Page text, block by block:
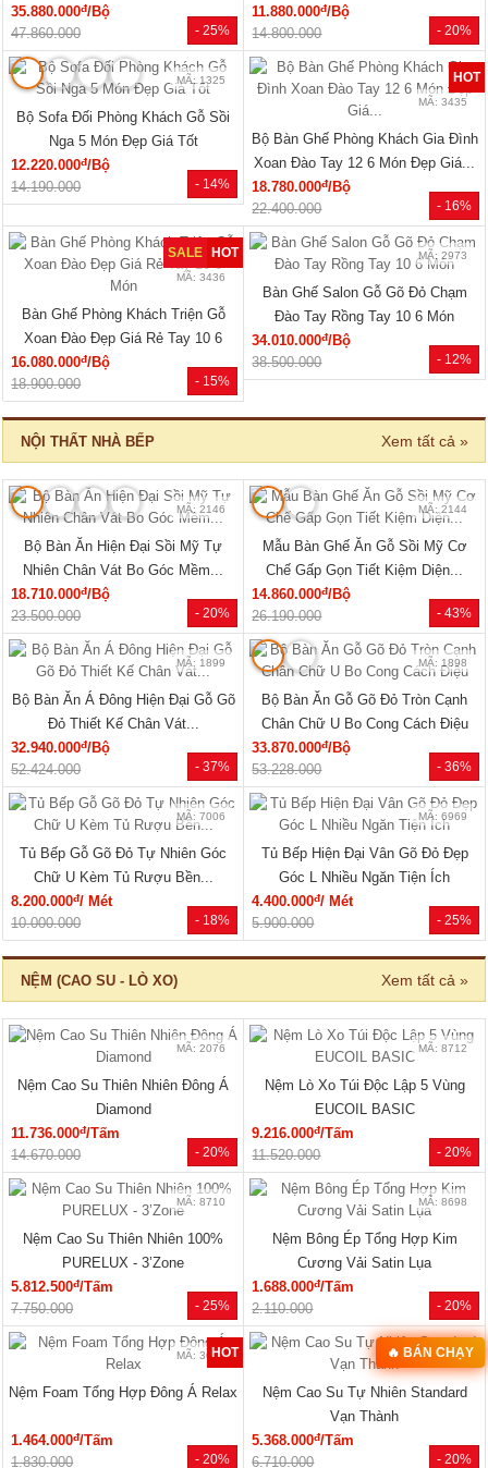
- 25%
35.880.000đ/Bộ
47.860.000
- 20%
11.880.000đ/Bộ
14.800.000
- 14%
MÃ: 1325
Bộ Sofa Đối Phòng Khách Gỗ Sồi
Nga 5 Món Đẹp Giá Tốt
12.220.000đ/Bộ
14.190.000
- 16%
HOT
MÃ: 3435
Bộ Bàn Ghế Phòng Khách Gia Đình
Xoan Đào Tay 12 6 Món Đẹp Giá...
18.780.000đ/Bộ
22.400.000
- 15%
SALE HOT
MÃ: 3436
Bàn Ghế Phòng Khách Triện Gỗ
Xoan Đào Đẹp Giá Rẻ Tay 10 6
Món
16.080.000đ/Bộ
18.900.000
- 12%
MÃ: 2973
Bàn Ghế Salon Gỗ Gõ Đỏ Chạm
Đào Tay Rồng Tay 10 6 Món
34.010.000đ/Bộ
38.500.000
NỘI THẤT NHÀ BẾP Xem tất cả »
- 20%
MÃ: 2146
Bộ Bàn Ăn Hiện Đại Sồi Mỹ Tự
Nhiên Chân Vát Bo Góc Mềm...
18.710.000đ/Bộ
23.500.000
- 43%
MÃ: 2144
Mẫu Bàn Ghế Ăn Gỗ Sồi Mỹ Cơ
Chế Gấp Gọn Tiết Kiệm Diện...
14.860.000đ/Bộ
26.190.000
- 37%
MÃ: 1899
Bộ Bàn Ăn Á Đông Hiện Đại Gỗ Gõ
Đỏ Thiết Kế Chân Vát...
32.940.000đ/Bộ
52.424.000
- 36%
MÃ: 1898
Bộ Bàn Ăn Gỗ Gõ Đỏ Tròn Cạnh
Chân Chữ U Bo Cong Cách Điệu
33.870.000đ/Bộ
53.228.000
- 18%
MÃ: 7006
Tủ Bếp Gỗ Gõ Đỏ Tự Nhiên Góc
Chữ U Kèm Tủ Rượu Bền...
8.200.000đ/ Mét
10.000.000
- 25%
MÃ: 6969
Tủ Bếp Hiện Đại Vân Gõ Đỏ Đẹp
Góc L Nhiều Ngăn Tiện Ích
4.400.000đ/ Mét
5.900.000
NỆM (CAO SU - LÒ XO) Xem tất cả »
- 20%
MÃ: 2076
Nệm Cao Su Thiên Nhiên Đông Á
Diamond
11.736.000đ/Tấm
14.670.000
- 20%
MÃ: 8712
Nệm Lò Xo Túi Độc Lập 5 Vùng
EUCOIL BASIC
9.216.000đ/Tấm
11.520.000
- 25%
MÃ: 8710
Nệm Cao Su Thiên Nhiên 100%
PURELUX - 3’Zone
5.812.500đ/Tấm
7.750.000
- 20%
MÃ: 8698
Nệm Bông Ép Tổng Hợp Kim
Cương Vải Satin Lụa
1.688.000đ/Tấm
2.110.000
- 20%
HOT
MÃ: 3074
Nệm Foam Tổng Hợp Đông Á Relax
1.464.000đ/Tấm
1.830.000
- 20%
🔥 BÁN CHẠY
MÃ: 3222
Nệm Cao Su Tự Nhiên Standard
Vạn Thành
5.368.000đ/Tấm
6.710.000